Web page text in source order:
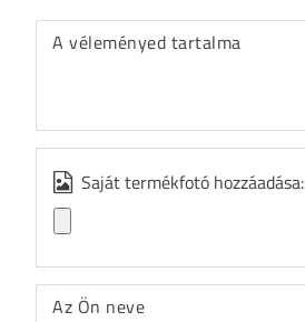
A véleményed tartalma
Saját termékfotó hozzáadása:
Az Ön neve